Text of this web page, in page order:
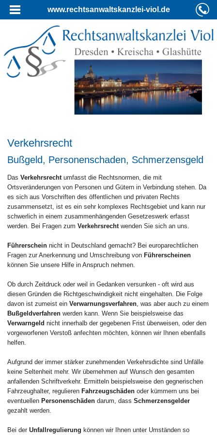
www.rechtsanwaltskanzlei-viol.de
Verkehrsrecht
Bußgeld, Personenschaden, Schmerzensgeld
Das Verkehrsrecht umfasst die Rechtsnormen, die mit
Ortsveränderungen von Personen und Gütern in Verbindung stehen. Da
es sich aus Vorschriften des öffentlichen und privaten Rechts
zusammensetzt, ist es ein sehr komplexes Rechtsgebiet und kann nur
schwerlich in einem zusammenhängenden Gesetzeswerk erfasst
werden. Bei Fragen zum Verkehrsrecht wenden Sie sich an uns.
Führerschein nicht in Deutschland gemacht? Bei europarechtlichen
Fragen zur Anerkennung und Umschreibung von Führerscheinen
können Sie unsere Hilfe in Anspruch nehmen.
Ob durch Zeitdruck oder weil in Gedanken versunken - oft wird aus
diesen Gründen die Richtgeschwindigkeit nicht eingehalten. Die Folge
davon ist zumeist ein Verwarnungsverfahren , was aber auch zu einem
Bußgeldverfahren werden kann. Wenn Sie beispielsweise das
Verwarngeld nicht innerhalb der gegebenen Frist überweisen, oder den
vorgeworfenen Verstoß anfechten möchten, können wir Ihnen ebenfalls
helfen.
Aufgrund der immer stärker zunehmenden Verkehrsdichte sind Unfälle
keine Seltenheit mehr. Wir übernehmen auf Wunsch den gesamten
anfallenden Schriftverkehr. Ermitteln beispielsweise den gegnerischen
Fahrzeughalter, regulieren Fahrzeugschäden oder kümmern uns bei
eventuellen Personenschäden darum, dass Schmerzensgelder
gezahlt werden.
Bei der Unfallregulierung können wir Ihnen unter Umständen so